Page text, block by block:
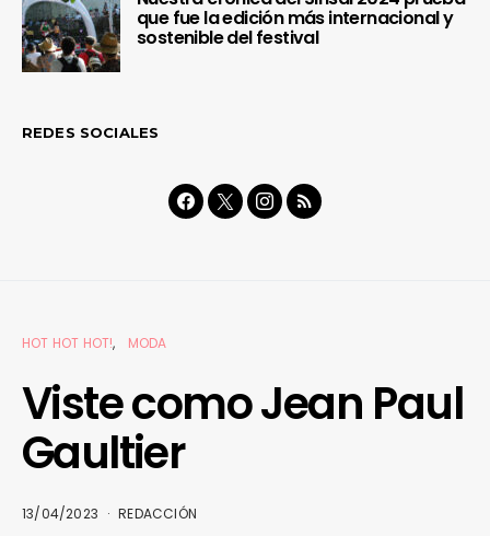
que fue la edición más internacional y
sostenible del festival
REDES SOCIALES
HOT HOT HOT! MODA
Viste como Jean Paul
Gaultier
13/04/2023 REDACCIÓN